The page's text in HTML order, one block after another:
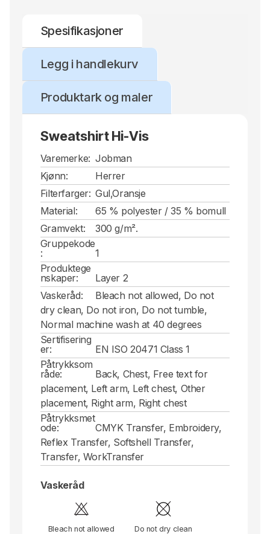
Spesifikasjoner
Legg i handlekurv
Produktark og maler
Sweatshirt Hi-Vis
Varemerke: Jobman
Kjønn:
Herrer
Filterfarger: Gul,Oransje
Material:
65 % polyester / 35 % bomull
Gramvekt:
300 g/m².
Gruppekode
:
1
Produktege
nskaper:
Layer 2
Vaskeråd:
Bleach not allowed, Do not
dry clean, Do not iron, Do not tumble,
Normal machine wash at 40 degrees
Sertifisering
er:
EN ISO 20471 Class 1
Påtrykksom
råde:
Back, Chest, Free text for
placement, Left arm, Left chest, Other
placement, Right arm, Right chest
Påtrykksmet
ode:
CMYK Transfer, Embroidery,
Reflex Transfer, Softshell Transfer,
Transfer, WorkTransfer
Vaskeråd
Bleach not allowed Do not dry clean